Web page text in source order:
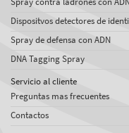
Dispositvos detectores de
Spray de defensa con ADN
DNA Tagging Spray
Servicio al cliente
Preguntas mas frecuentes
Contactos